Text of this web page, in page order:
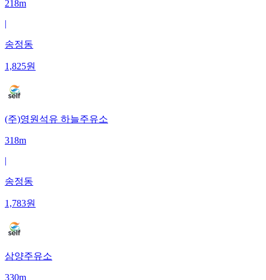
218m
|
송정동
1,825원
(주)영원석유 하늘주유소
318m
|
송정동
1,783원
삼양주유소
330m